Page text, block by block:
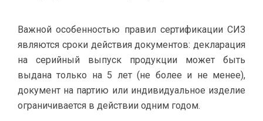
Важной особенностью правил сертификации СИЗ
являются сроки действия документов: декларация
на серийный выпуск продукции может быть
выдана только на 5 лет (не более и не менее),
документ на партию или индивидуальное изделие
ограничивается в действии одним годом.